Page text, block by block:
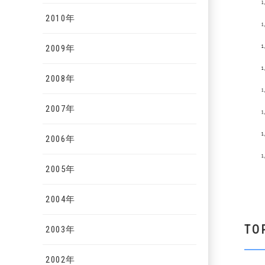
2010年
2009年
2008年
2007年
2006年
2005年
2004年
2003年
2002年